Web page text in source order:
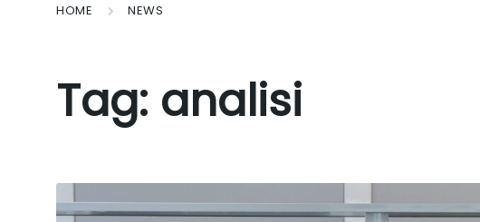
HOME NEWS
Tag: analisi